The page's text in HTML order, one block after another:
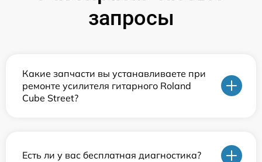
запросы
Какие запчасти вы устанавливаете при
ремонте усилителя гитарного Roland
Cube Street?
Есть ли у вас бесплатная диагностика?